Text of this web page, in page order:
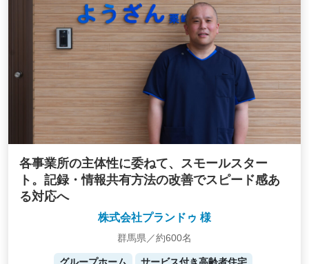
各事業所の主体性に委ねて、スモールスター
ト。記録・情報共有方法の改善でスピード感あ
る対応へ
株式会社プランドゥ 様
群馬県／約600名